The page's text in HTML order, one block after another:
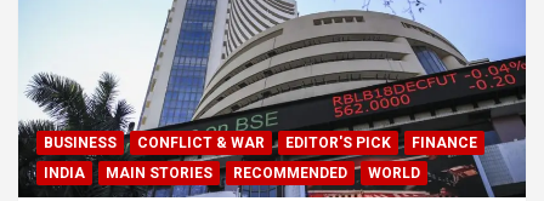
BUSINESS CONFLICT & WAR EDITOR'S PICK
FINANCE
INDIA
MAIN STORIES RECOMMENDED WORLD